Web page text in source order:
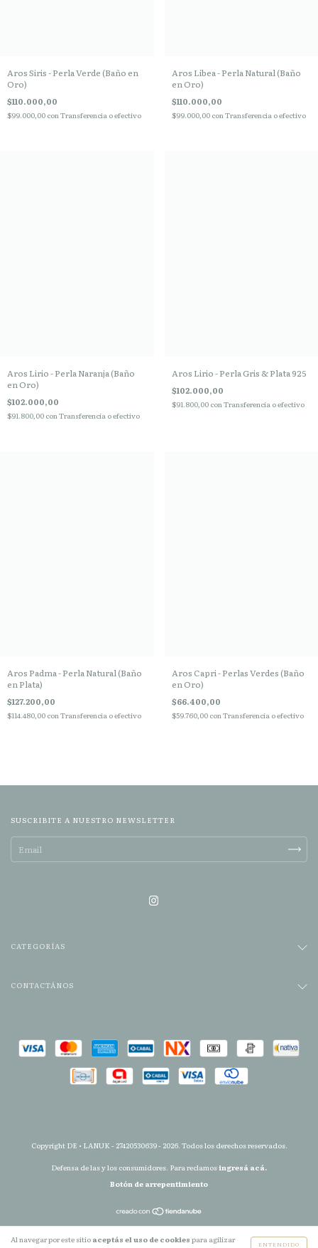
Al navegar por este sitio aceptás el uso de cookies para agilizar
ENTENDIDO
Aros Siris - Perla Verde (Baño en
Oro)
$110.000,00
$99.000,00 conTransferencia o efectivo
Aros Libea - Perla Natural (Baño
en Oro)
$110.000,00
$99.000,00 conTransferencia o efectivo
Aros Lirio - Perla Naranja (Baño
en Oro)
$102.000,00
$91.800,00 con Transferencia o efectivo
Aros Lirio - Perla Gris & Plata 925
$102.000,00
$91.800,00 con Transferencia o efectivo
Aros Padma - Perla Natural (Baño
en Plata)
$127.200,00
$114.480,00 conTransferencia o efectivo
Aros Capri - Perlas Verdes (Baño
en Oro)
$66.400,00
$59.760,00 conTransferencia o efectivo
SUSCRIBITE A NUESTRO NEWSLETTER
CATEGORÍAS
CONTACTÁNOS
Copyright DE • LANUK - 27420530639 - 2026. Todos los derechos reservados.
Defensa de las y los consumidores. Para reclamosingresá acá.
Botón de arrepentimiento